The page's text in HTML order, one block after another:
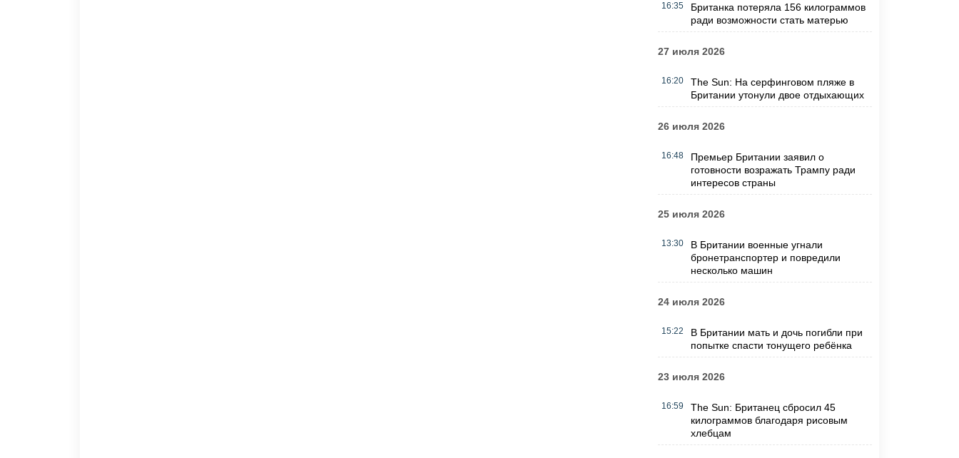
16:35
Британка потеряла 156 килограммов
ради возможности стать матерью
27 июля 2026
16:20
The Sun: На серфинговом пляже в
Британии утонули двое отдыхающих
26 июля 2026
16:48
Премьер Британии заявил о
готовности возражать Трампу ради
интересов страны
25 июля 2026
13:30
В Британии военные угнали
бронетранспортер и повредили
несколько машин
24 июля 2026
15:22
В Британии мать и дочь погибли при
попытке спасти тонущего ребёнка
23 июля 2026
16:59
The Sun: Британец сбросил 45
килограммов благодаря рисовым
хлебцам